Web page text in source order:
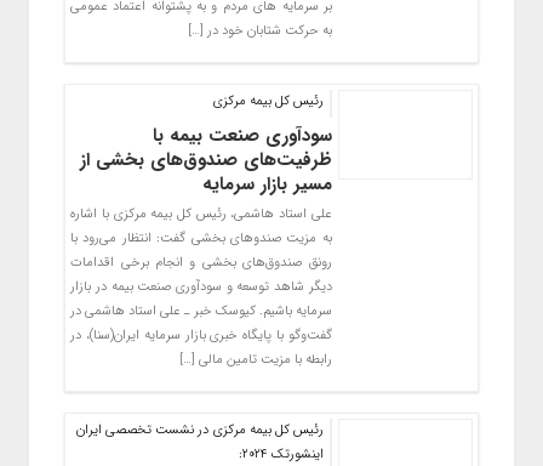
بر سرمایه های مردم و به پشتوانه اعتماد عمومی
به حرکت شتابان خود در […]
رئیس کل بیمه مرکزی
سودآوری صنعت بیمه با
ظرفیت‌های صندوق‌های بخشی از
مسیر بازار سرمایه
علی استاد هاشمی، رئیس کل بیمه مرکزی با اشاره
به مزیت صندوهای بخشی گفت: انتظار می‌رود با
رونق صندوق‌های بخشی و انجام برخی اقدامات
دیگر شاهد توسعه و سودآوری صنعت بیمه در بازار
سرمایه باشیم. کیوسک خبر ـ علی استاد هاشمی در
گفت‌وگو با پایگاه خبری بازار سرمایه ایران(سنا)، در
رابطه با مزیت تامین مالی […]
رئیس کل بیمه مرکزی در نشست تخصصی ایران
اینشورتک ۲۰۲۴: